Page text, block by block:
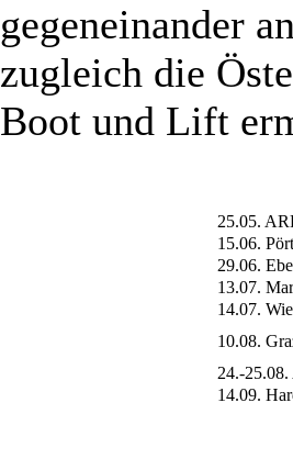
gegeneinander
zugleich die
Boot und Lift
25.05.
15.06.
29.06.
13.07.
14.07.
10.08.
24.-25.08.
14.09.